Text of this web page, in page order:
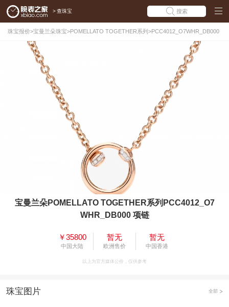
> 查珠宝 搜索
珠宝报价>宝曼兰朵珠宝>POMELLATO TOGETHER系列 >PCC4012_O7WHR_DB000
宝曼兰朵POMELLATO TOGETHER系列PCC4012_O7
WHR_DB000 项链
￥35800
中国大陆
暂无
欧洲售价
暂无
中国香港
以上为官方媒体公价，仅供参考
珠宝图片 全部